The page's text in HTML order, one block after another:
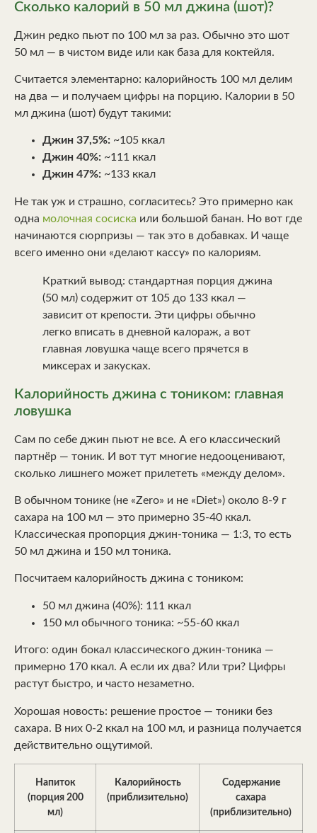
Сколько калорий в 50 мл джина (шот)?
Джин редко пьют по 100 мл за раз. Обычно это шот
50 мл — в чистом виде или как база для коктейля.
Считается элементарно: калорийность 100 мл делим
на два — и получаем цифры на порцию. Калории в 50
мл джина (шот) будут такими:
Джин 37,5%: ~105 ккал
Джин 40%: ~111 ккал
Джин 47%: ~133 ккал
Не так уж и страшно, согласитесь? Это примерно как
одна молочная сосиска или большой банан. Но вот где
начинаются сюрпризы — так это в добавках. И чаще
всего именно они «делают кассу» по калориям.
Краткий вывод: стандартная порция джина
(50 мл) содержит от 105 до 133 ккал —
зависит от крепости. Эти цифры обычно
легко вписать в дневной калораж, а вот
главная ловушка чаще всего прячется в
миксерах и закусках.
Калорийность джина с тоником: главная
ловушка
Сам по себе джин пьют не все. А его классический
партнёр — тоник. И вот тут многие недооценивают,
сколько лишнего может прилететь «между делом».
В обычном тонике (не «Zero» и не «Diet») около 8-9 г
сахара на 100 мл — это примерно 35-40 ккал.
Классическая пропорция джин-тоника — 1:3, то есть
50 мл джина и 150 мл тоника.
Посчитаем калорийность джина с тоником:
50 мл джина (40%): 111 ккал
150 мл обычного тоника: ~55-60 ккал
Итого: один бокал классического джин-тоника —
примерно 170 ккал. А если их два? Или три? Цифры
растут быстро, и часто незаметно.
Хорошая новость: решение простое — тоники без
сахара. В них 0-2 ккал на 100 мл, и разница получается
действительно ощутимой.
Напиток
(порция 200
мл)
Калорийность
(приблизительно)
Содержание
сахара
(приблизительно)